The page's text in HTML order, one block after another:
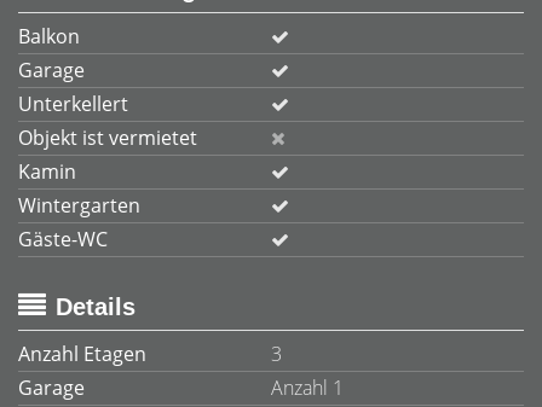
Balkon
Garage
Unterkellert
Objekt ist vermietet
Kamin
Wintergarten
Gäste-WC
Details
Anzahl Etagen
3
Garage
Anzahl 1